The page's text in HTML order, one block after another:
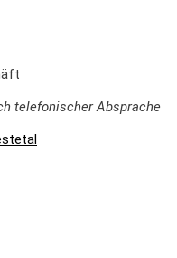
telefonischer Absprache